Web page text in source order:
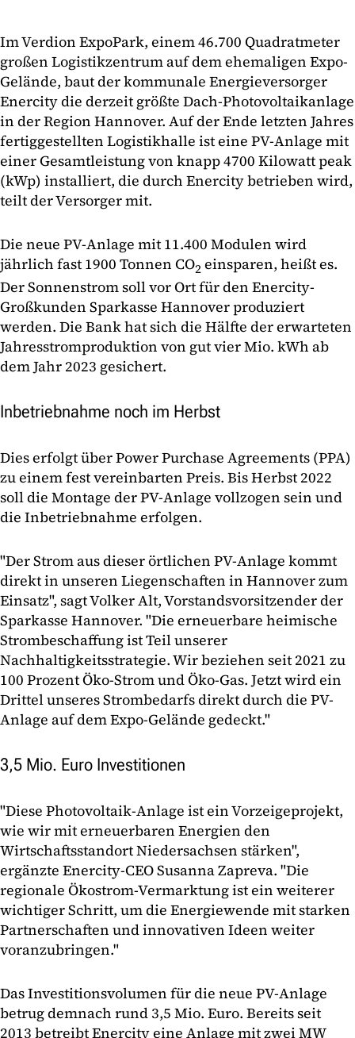
Im Verdion ExpoPark, einem 46.700 Quadratmeter
großen Logistikzentrum auf dem ehemaligen Expo-
Gelände, baut der kommunale Energieversorger
Enercity die derzeit größte Dach-Photovoltaikanlage
in der Region Hannover. Auf der Ende letzten Jahres
fertiggestellten Logistikhalle ist eine PV-Anlage mit
einer Gesamtleistung von knapp 4700 Kilowatt peak
(kWp) installiert, die durch Enercity betrieben wird,
teilt der Versorger mit.
Die neue PV-Anlage mit 11.400 Modulen wird
jährlich fast 1900 Tonnen CO2einsparen, heißt es.
Der Sonnenstrom soll vor Ort für den Enercity-
Großkunden Sparkasse Hannover produziert
werden. Die Bank hat sich die Hälfte der erwarteten
Jahresstromproduktion von gut vier Mio. kWh ab
dem Jahr 2023 gesichert.
Inbetriebnahme noch im Herbst
Dies erfolgt über Power Purchase Agreements (PPA)
zu einem fest vereinbarten Preis. Bis Herbst 2022
soll die Montage der PV-Anlage vollzogen sein und
die Inbetriebnahme erfolgen.
"Der Strom aus dieser örtlichen PV-Anlage kommt
direkt in unseren Liegenschaften in Hannover zum
Einsatz", sagt Volker Alt, Vorstandsvorsitzender der
Sparkasse Hannover. "Die erneuerbare heimische
Strombeschaffung ist Teil unserer
Nachhaltigkeitsstrategie. Wir beziehen seit 2021 zu
100 Prozent Öko-Strom und Öko-Gas. Jetzt wird ein
Drittel unseres Strombedarfs direkt durch die PV-
Anlage auf dem Expo-Gelände gedeckt."
3,5 Mio. Euro Investitionen
"Diese Photovoltaik-Anlage ist ein Vorzeigeprojekt,
wie wir mit erneuerbaren Energien den
Wirtschaftsstandort Niedersachsen stärken",
ergänzte Enercity-CEO Susanna Zapreva. "Die
regionale Ökostrom-Vermarktung ist ein weiterer
wichtiger Schritt, um die Energiewende mit starken
Partnerschaften und innovativen Ideen weiter
voranzubringen."
Das Investitionsvolumen für die neue PV-Anlage
betrug demnach rund 3,5 Mio. Euro. Bereits seit
2013 betreibt Enercity eine Anlage mit zwei MW